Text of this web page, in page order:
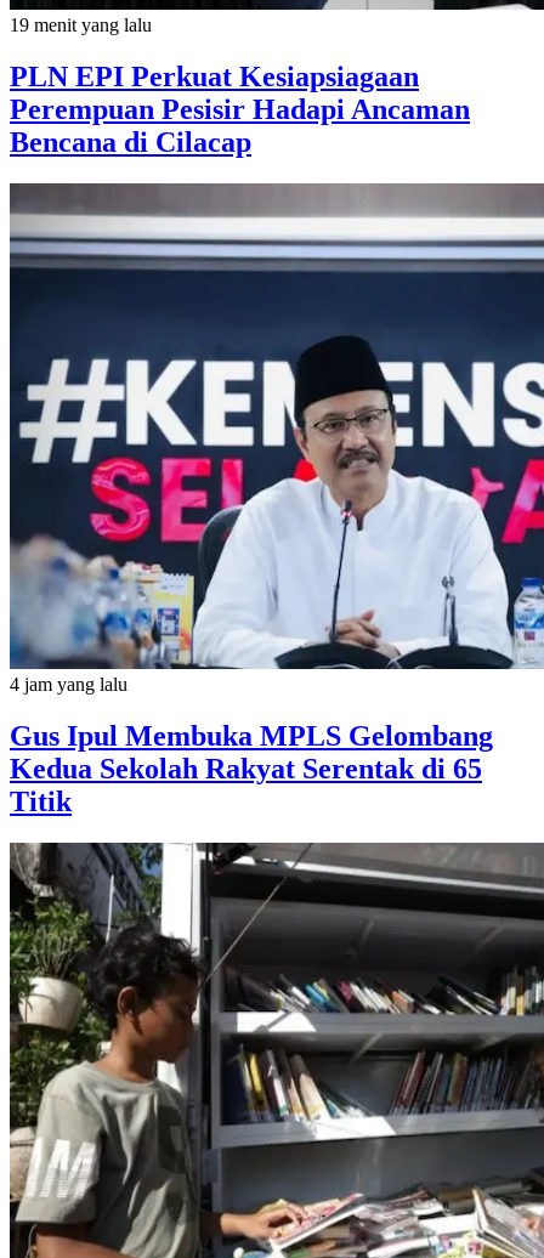
19 menit yang lalu
PLN EPI Perkuat Kesiapsiagaan
Perempuan Pesisir Hadapi Ancaman
Bencana di Cilacap
4 jam yang lalu
Gus Ipul Membuka MPLS Gelombang
Kedua Sekolah Rakyat Serentak di 65
Titik